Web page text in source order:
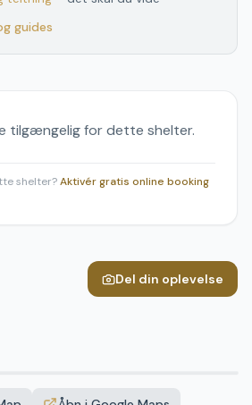
guides
tilgængelig for dette shelter.
shelter?Aktivér gratis online booking
Del din oplevelse